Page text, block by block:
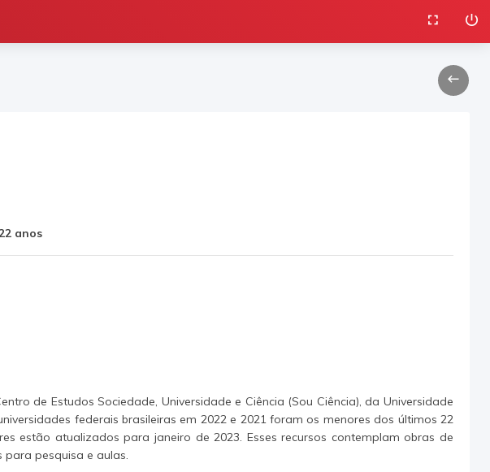
anos
de Estudos Sociedade, Universidade e Ciência (Sou Ciência), da Universidade
federais brasileiras em 2022 e 2021 foram os menores dos últimos 22
estão atualizados para janeiro de 2023. Esses recursos contemplam obras de
pesquisa e aulas.